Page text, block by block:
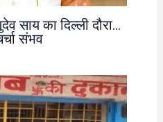
साय का दिल्ली दौरा…
संभव